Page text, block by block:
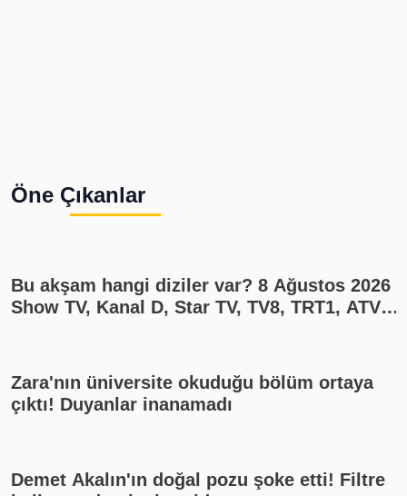
Öne Çıkanlar
Bu akşam hangi diziler var? 8 Ağustos 2026
Show TV, Kanal D, Star TV, TV8, TRT1, ATV
Zara'nın üniversite okuduğu bölüm ortaya
çıktı! Duyanlar inanamadı
Demet Akalın'ın doğal pozu şoke etti! Filtre